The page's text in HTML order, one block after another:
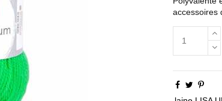
accessoires